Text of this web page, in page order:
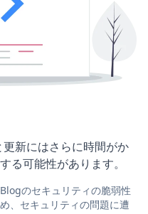
新にはさらに時間がか
る可能性があります。
のセキュリティの脆弱性
、セキュリティの問題に遭